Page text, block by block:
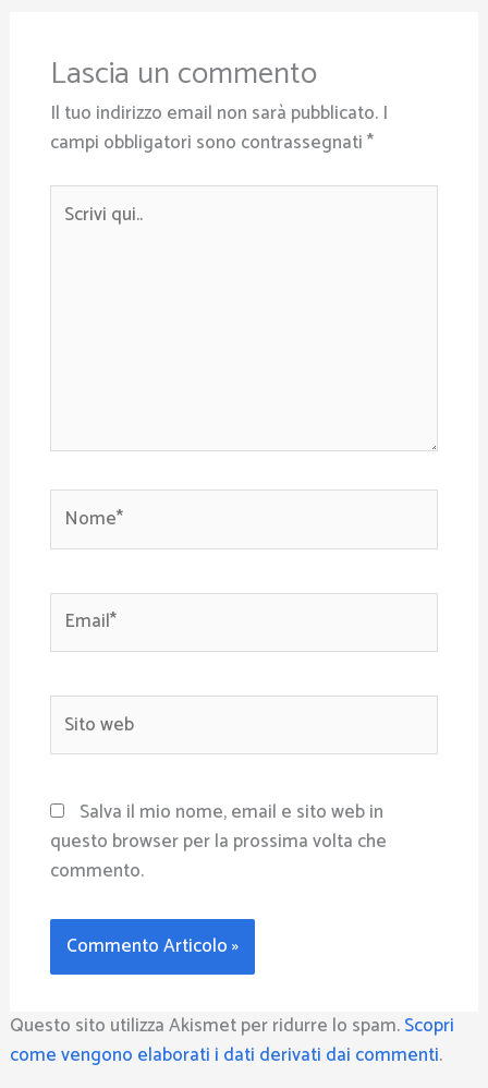
Lascia un commento
Il tuo indirizzo email non sarà pubblicato. I
campi obbligatori sono contrassegnati*
qui..
Email*
web
Salva il mio nome, email e sito web in
questo browser per la prossima volta che
commento.
Questo sito utilizza Akismet per ridurre lo spam.Scopri
come vengono elaborati i dati derivati dai commenti.